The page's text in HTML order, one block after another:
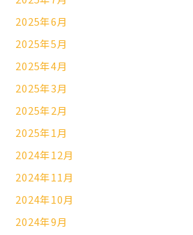
2025年6月
2025年5月
2025年4月
2025年3月
2025年2月
2025年1月
2024年12月
2024年11月
2024年10月
2024年9月